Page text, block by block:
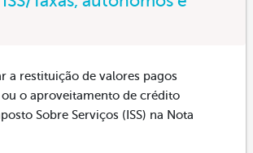
a restituição de valores pagos
o aproveitamento de crédito
Sobre Serviços (ISS) na Nota